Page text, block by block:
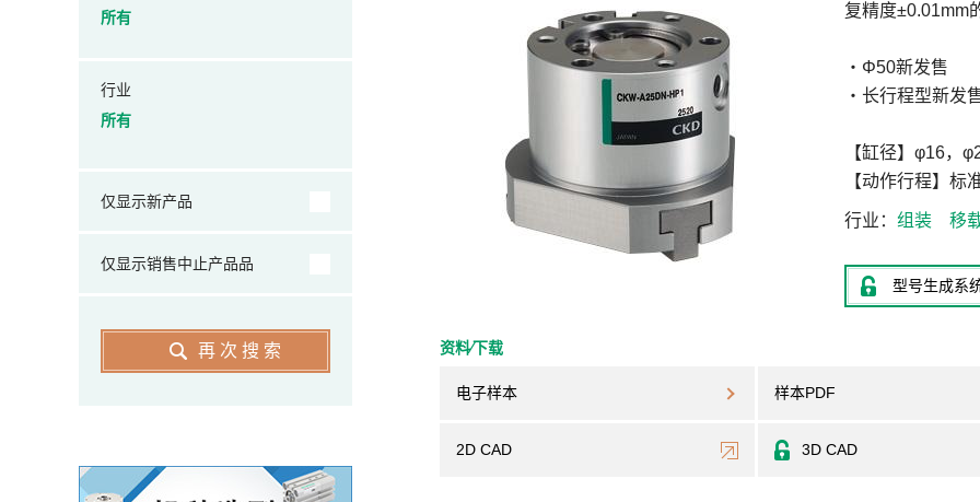
复精度±0.01mm
・Φ50新发售
・长行程型新发
【缸径】φ16，
【动作行程】标
行业 组装 移
型号生成系
资料⁄下载
电子样本 样本PDF
2D CAD 3D CAD
所有
行业
所有
仅显示新产品
仅显示销售中止产品品
再次搜索